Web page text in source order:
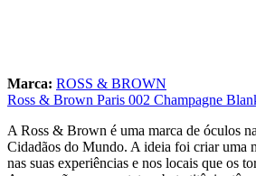
Marca: ROSS & BROWN
Ross & Brown Paris 002 Champagne
A Ross & Brown é uma marca de óculos
Cidadãos do Mundo. A ideia foi criar uma
nas suas experiências e nos locais que os